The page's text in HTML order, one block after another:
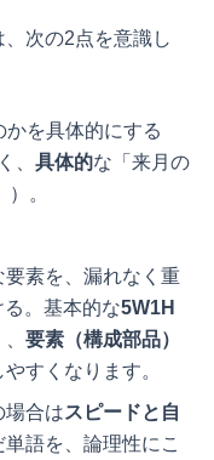
次の2点を意識し
を具体的にする
、 具体的な「来月の
。
素を、漏れなく重
。基本的な5W1H
要素（構成部品）
すくなります。
場合はスピードと自
語を、論理性にこ